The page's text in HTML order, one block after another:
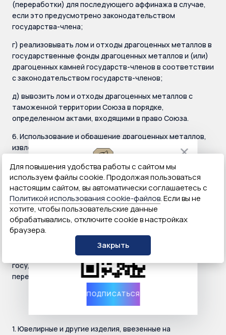
Закрыть
Для повышения удобства работы с сайтом мы
используем файлы cookie. Продолжая пользоваться
настоящим сайтом, вы автоматически соглашаетесь с
Политикой использования cookie-файлов. Если вы не
хотите, чтобы пользовательские данные
обрабатывались, отключите cookie в настройках
браузера.
(переработки) для последующего аффинажа в случае,
если это предусмотрено законодательством
государства-члена;
г) реализовывать лом и отходы драгоценных металлов в
государственные фонды драгоценных металлов и (или)
драгоценных камней государств-членов в соответствии
с законодательством государств-членов;
д) вывозить лом и отходы драгоценных металлов с
таможенной территории Союза в порядке,
определенном актами, входящими в право Союза.
6. Использование и обращение драгоценных металлов,
извлеченных из лома и отходов, а также
от их вида и состояния осуществляются в
соответствии с настоящим Соглашением.
7. Законодательством государства-члена, в
организациях которого произведено извлечение
драгоценных металлов из лома и отходов,
перемещенных с территории другого государства-
члена, не могут быть установлены нормы,
ограничивающие возврат этих драгоценных металлов в
государство-член, с территории которого были
перемещены эти лом и отходы.
Статья 11
1. Ювелирные и другие изделия, ввезенные на
ФПП в МАХ
Эксклюзивные новости
и многое другое
ПОДПИСАТЬСЯ